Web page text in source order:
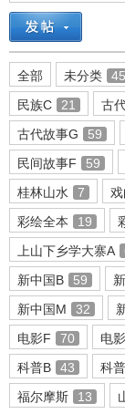
环
画
全部 未分类 45
民族C
21 古
古代故事G
59
民间故事F
59
桂林山水
7
彩绘全本
19
上山下乡学大寨A
新中国B
59
新中国M
32
电影F
70 电
科普B
43 科
福尔摩斯
13